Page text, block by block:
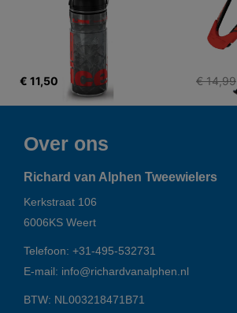
€ 11,50 € 14,99
Over ons
Richard van Alphen Tweewielers
Kerkstraat 106
6006KS Weert
Telefoon: +31-495-532731
E-mail: info@richardvanalphen.nl
BTW: NL003218471B71